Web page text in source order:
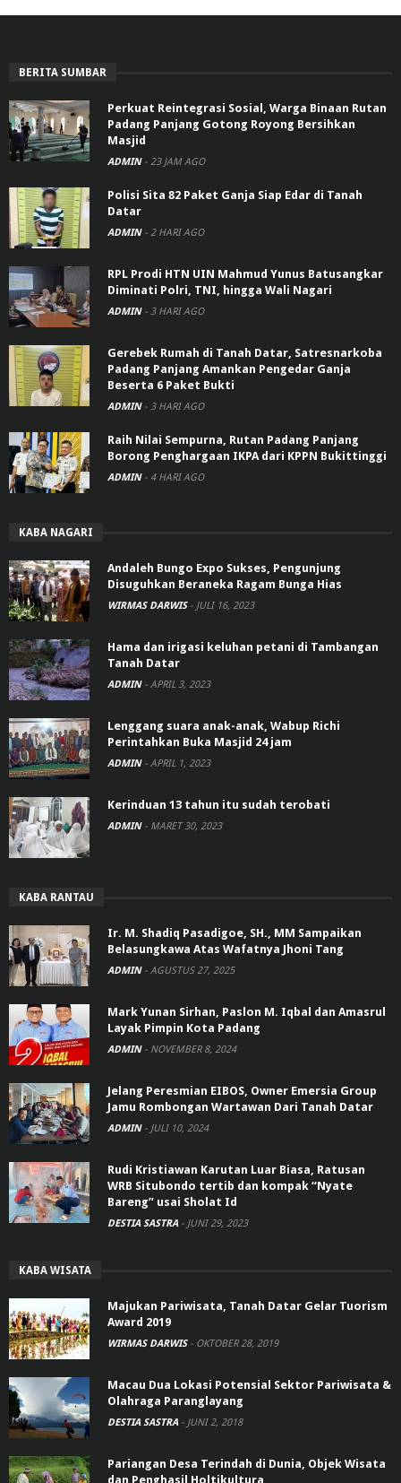
BERITA SUMBAR
Perkuat Reintegrasi Sosial, Warga Binaan Rutan
Padang Panjang Gotong Royong Bersihkan
Masjid
ADMIN - 23 JAM AGO
Polisi Sita 82 Paket Ganja Siap Edar di Tanah
Datar
ADMIN - 2 HARI AGO
RPL Prodi HTN UIN Mahmud Yunus Batusangkar
Diminati Polri, TNI, hingga Wali Nagari
ADMIN - 3 HARI AGO
Gerebek Rumah di Tanah Datar, Satresnarkoba
Padang Panjang Amankan Pengedar Ganja
Beserta 6 Paket Bukti
ADMIN - 3 HARI AGO
Raih Nilai Sempurna, Rutan Padang Panjang
Borong Penghargaan IKPA dari KPPN Bukittinggi
ADMIN - 4 HARI AGO
KABA NAGARI
Andaleh Bungo Expo Sukses, Pengunjung
Disuguhkan Beraneka Ragam Bunga Hias
WIRMAS DARWIS - JULI 16, 2023
Hama dan irigasi keluhan petani di Tambangan
Tanah Datar
ADMIN - APRIL 3, 2023
Lenggang suara anak-anak, Wabup Richi
Perintahkan Buka Masjid 24 jam
ADMIN - APRIL 1, 2023
Kerinduan 13 tahun itu sudah terobati
ADMIN - MARET 30, 2023
KABA RANTAU
Ir. M. Shadiq Pasadigoe, SH., MM Sampaikan
Belasungkawa Atas Wafatnya Jhoni Tang
ADMIN - AGUSTUS 27, 2025
Mark Yunan Sirhan, Paslon M. Iqbal dan Amasrul
Layak Pimpin Kota Padang
ADMIN - NOVEMBER 8, 2024
Jelang Peresmian EIBOS, Owner Emersia Group
Jamu Rombongan Wartawan Dari Tanah Datar
ADMIN - JULI 10, 2024
Rudi Kristiawan Karutan Luar Biasa, Ratusan
WRB Situbondo tertib dan kompak “Nyate
Bareng” usai Sholat Id
DESTIA SASTRA - JUNI 29, 2023
KABA WISATA
Majukan Pariwisata, Tanah Datar Gelar Tuorism
Award 2019
WIRMAS DARWIS - OKTOBER 28, 2019
Macau Dua Lokasi Potensial Sektor Pariwisata &
Olahraga Paranglayang
DESTIA SASTRA - JUNI 2, 2018
Pariangan Desa Terindah di Dunia, Objek Wisata
dan Penghasil Holtikultura